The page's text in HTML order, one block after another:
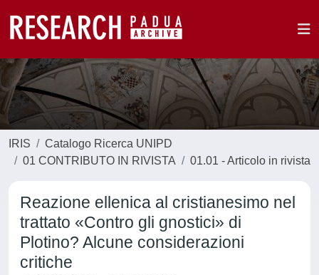
IRIS
Catalogo Ricerca UNIPD
01 CONTRIBUTO IN RIVISTA
01.01 - Articolo in rivista
Reazione ellenica al cristianesimo nel
trattato «Contro gli gnostici» di
Plotino? Alcune considerazioni
critiche